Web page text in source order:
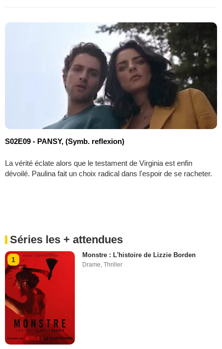
S02E09 - PANSY, (Symb. reflexion)
La vérité éclate alors que le testament de Virginia est enfin
dévoilé. Paulina fait un choix radical dans l'espoir de se racheter.
Séries les + attendues
1
Monstre : L'histoire de Lizzie Borden
Drame ,Thriller